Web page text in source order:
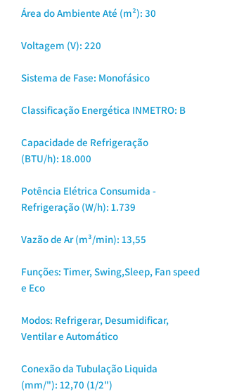
Área do Ambiente Até (m²): 30
Voltagem (V): 220
Sistema de Fase: Monofásico
Classificação Energética INMETRO: B
Capacidade de Refrigeração
(BTU/h): 18.000
Potência Elétrica Consumida -
Refrigeração (W/h): 1.739
Vazão de Ar (m³/min): 13,55
Funções: Timer, Swing,Sleep, Fan speed
e Eco
Modos: Refrigerar, Desumidificar,
Ventilar e Automático
Conexão da Tubulação Liquida
(mm/"): 12,70 (1/2")